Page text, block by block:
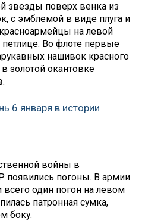
звезды поверх венка из
с эмблемой в виде плуга и
на левой
петлице. Во флоте первые
нашивок красного
золотой окантовке
6 января в истории
войны в
появились погоны. В армии
всего один погон на левом
патронная сумка,
боку.